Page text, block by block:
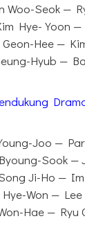
Woo-Seok —
Hye-Yoon —
Hee —
Hyub —
Joo —
Sook —
Ji-Ho — Im
Won —
Hae — Ryu